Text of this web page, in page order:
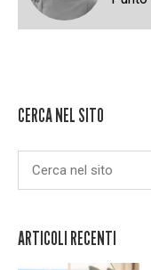
CERCA NEL SITO
ARTICOLI RECENTI